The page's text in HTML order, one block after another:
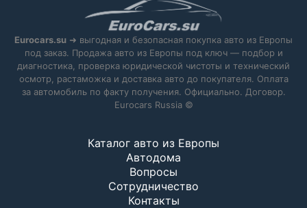
Eurocars.su ➜ выгодная и безопасная покупка авто из Европы
под заказ. Продажа авто из Европы под ключ — подбор и
диагностика, проверка юридической чистоты и технический
осмотр, растаможка и доставка авто до покупателя. Оплата
за автомобиль по факту получения. Официально. Договор.
Eurocars Russia ©
Каталог авто из Европы
Автодома
Вопросы
Сотрудничество
Контакты